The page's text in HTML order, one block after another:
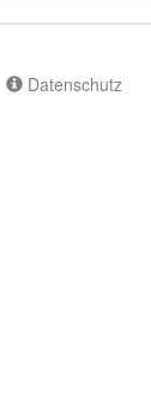
Datenschutz